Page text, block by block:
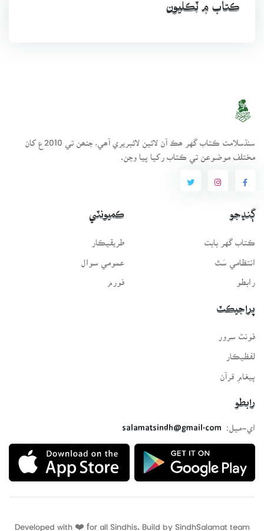
ڪتاب ۾ ٽِڪليون
سنڌسلامت ڪتاب گهر ھڪ آن لائين لائبريري آھي، جنھن تي 2010ع کان
مختلف موضوعن تي ڪتاب رکيا پيا وڃن.
ڳنڍجو
ڪتاب گهر بابت
انتظامي سَٿ
رابطو
ڪميونٽي
طريقيڪار
عمومي سوال
فورم
پراجيڪٽ
فونٽ سرور
لفظيڪار
پيغامِ قرآن
رابطو
اي-ميل:
salamatsindh@gmail.com
Developed with ❤️ for all Sindhis. Build by